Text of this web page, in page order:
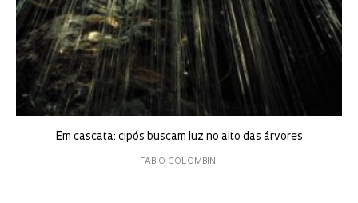
Em cascata: cipós buscam luz no alto das árvores
FABIO COLOMBINI